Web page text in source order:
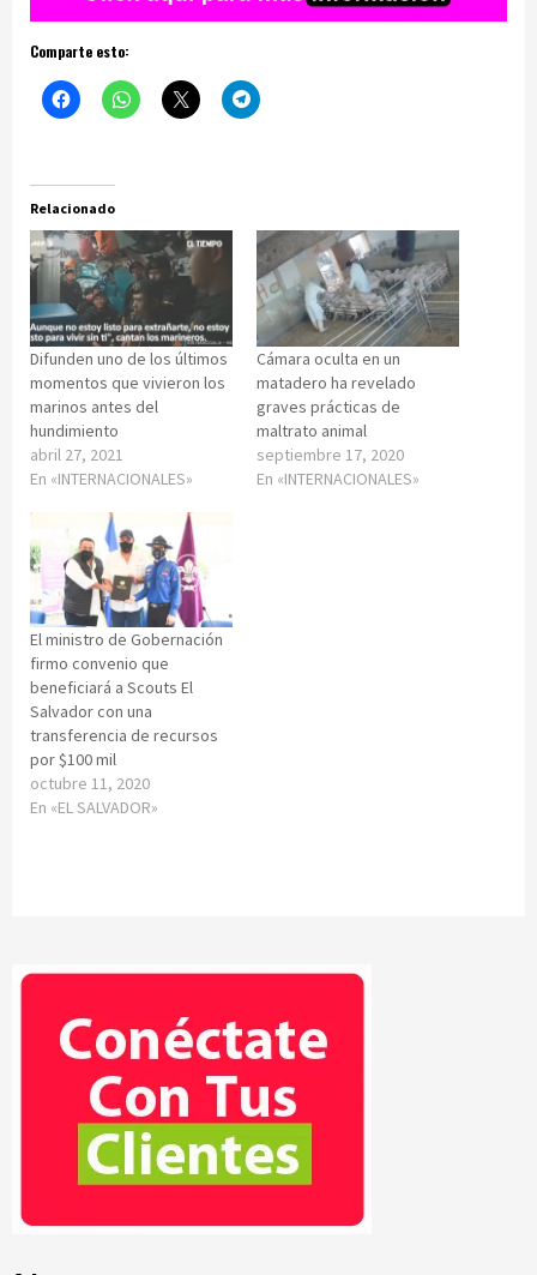
Comparte esto:
Relacionado
Difunden uno de los últimos
momentos que vivieron los
marinos antes del
hundimiento
abril 27, 2021
En «INTERNACIONALES»
Cámara oculta en un
matadero ha revelado
graves prácticas de
maltrato animal
septiembre 17, 2020
En «INTERNACIONALES»
El ministro de Gobernación
firmo convenio que
beneficiará a Scouts El
Salvador con una
transferencia de recursos
por $100 mil
octubre 11, 2020
En «EL SALVADOR»